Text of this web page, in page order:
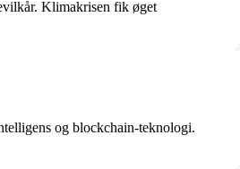
Klimakrisen fik øget
og blockchain-teknologi.